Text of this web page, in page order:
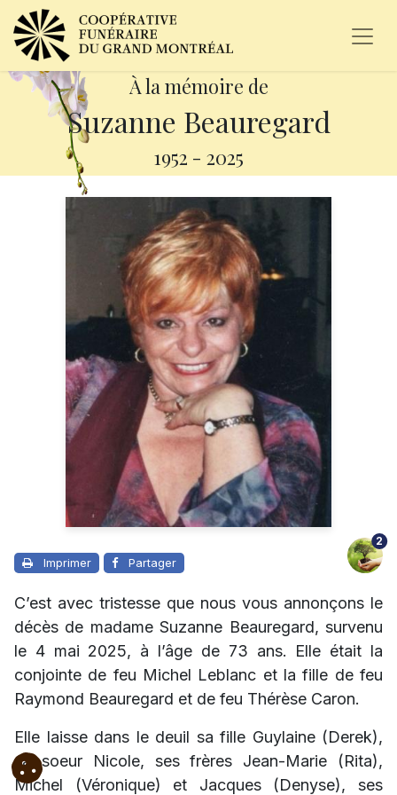
À la mémoire de
Suzanne Beauregard
1952 - 2025
Imprimer Partager
2
C’est avec tristesse que nous vous annonçons le
décès de madame Suzanne Beauregard, survenu
le 4 mai 2025, à l’âge de 73 ans. Elle était la
conjointe de feu Michel Leblanc et la fille de feu
Raymond Beauregard et de feu Thérèse Caron.
Elle laisse dans le deuil sa fille Guylaine (Derek),
sa soeur Nicole, ses frères Jean-Marie (Rita),
Michel (Véronique) et Jacques (Denyse), ses